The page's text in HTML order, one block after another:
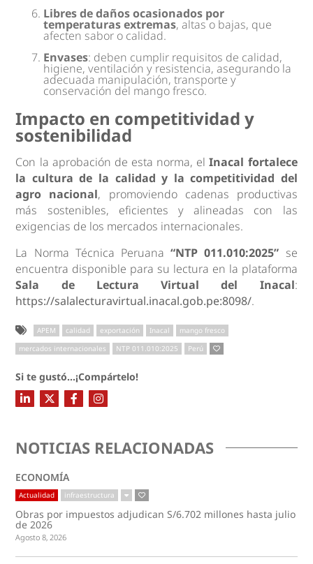
Libres de daños ocasionados por
temperaturas extremas, altas o bajas, que
afecten sabor o calidad.
Envases: deben cumplir requisitos de calidad,
higiene, ventilación y resistencia, asegurando la
adecuada manipulación, transporte y
conservación del mango fresco.
Impacto en competitividad y
sostenibilidad
Con la aprobación de esta norma, elInacal fortalece
la cultura de la calidad y la competitividad del
agro nacional, promoviendo cadenas productivas
más sostenibles, eficientes y alineadas con las
exigencias de los mercados internacionales.
La Norma Técnica Peruana“NTP 011.010:2025” se
encuentra disponible para su lectura en la plataforma
Sala de Lectura Virtual del Inacal:
https://salalecturavirtual.inacal.gob.pe:8098/.
APEM calidad exportación Inacal
mango fresco
mercados internacionales
NTP 011.010:2025 Perú
Si te gustó...¡Compártelo!
NOTICIAS RELACIONADAS
ECONOMÍA
Actualidad infraestructura
Obras por impuestos adjudican S/6.702 millones hasta julio
de 2026
Agosto 8, 2026